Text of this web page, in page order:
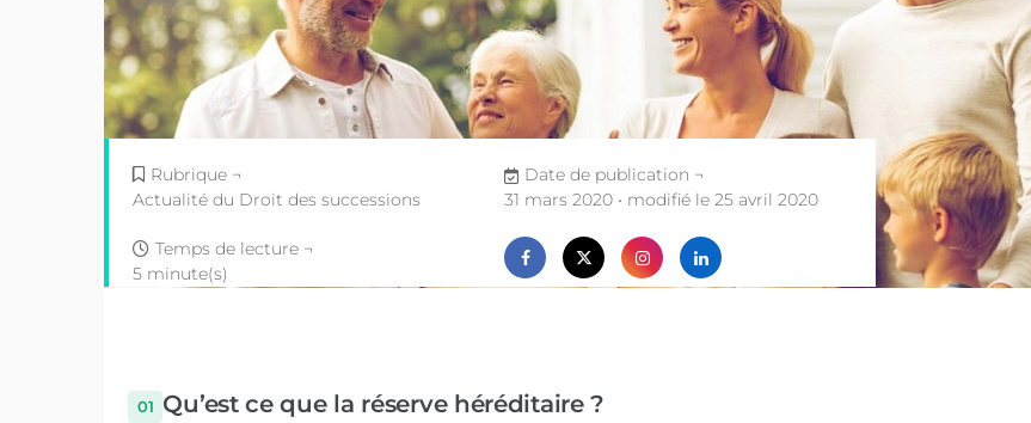
Rubrique ¬
Actualité du Droit des successions
Date de publication ¬
31 mars 2020 • modifié le 25 avril 2020
Temps de lecture ¬
5 minute(s)
Qu’est ce que la réserve héréditaire ?